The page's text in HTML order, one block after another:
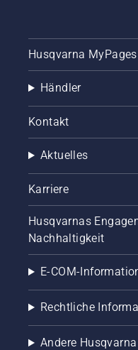
Husqvarna MyPages
Händler
Kontakt
Aktuelles
Karriere
Husqvarnas
Nachhaltigkeit
E-COM-
Rechtliche
Andere